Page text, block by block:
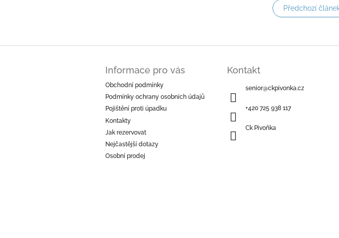
Předchozí
Informace pro vás
Obchodní podmínky
Podmínky ochrany osobních údajů
Pojištění proti úpadku
Kontakty
Jak rezervovat
Nejčastější dotazy
Osobní prodej
Kontakt
senior@ckpivonka.cz
+420 725 938 117
Ck Pivoňka